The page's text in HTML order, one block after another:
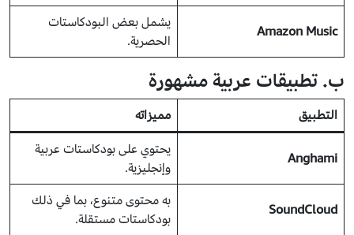
Amazon Music
يشمل بعض البودكاستات
الحصرية.
ب. تطبيقات عربية مشهورة
التطبيق مميزاته
Anghami
يحتوي على بودكاستات عربية
وإنجليزية.
SoundCloud
به محتوى متنوع، بما في ذلك
بودكاستات مستقلة.